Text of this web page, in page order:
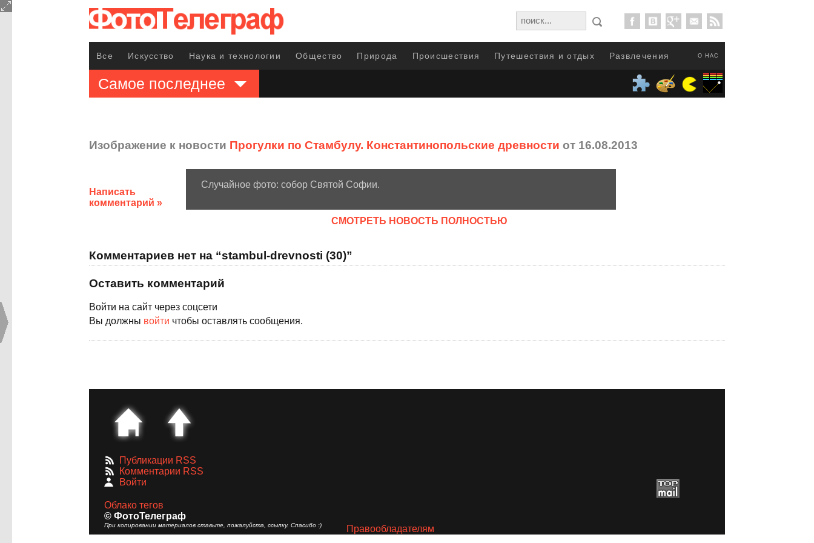
О НАС
Все Искусство Наука и технологии Общество Природа Происшествия Путешествия и отдых Развлечения
Самое последнее
Изображение к новости Прогулки по Стамбулу. Константинопольские древности от 16.08.2013
Написать
комментарий »
Случайное фото: собор Святой Софии.
CМОТРЕТЬ НОВОСТЬ ПОЛНОСТЬЮ
Комментариев нет на “stambul-drevnosti (30)”
Оставить комментарий
Войти на сайт через соцсети
Вы должны войти чтобы оставлять сообщения.
Публикации RSS
Комментарии RSS
Войти
Облако тегов
© ФотоТелеграф
При копировании материалов ставьте, пожалуйста, ссылку. Спасибо :) Правообладателям